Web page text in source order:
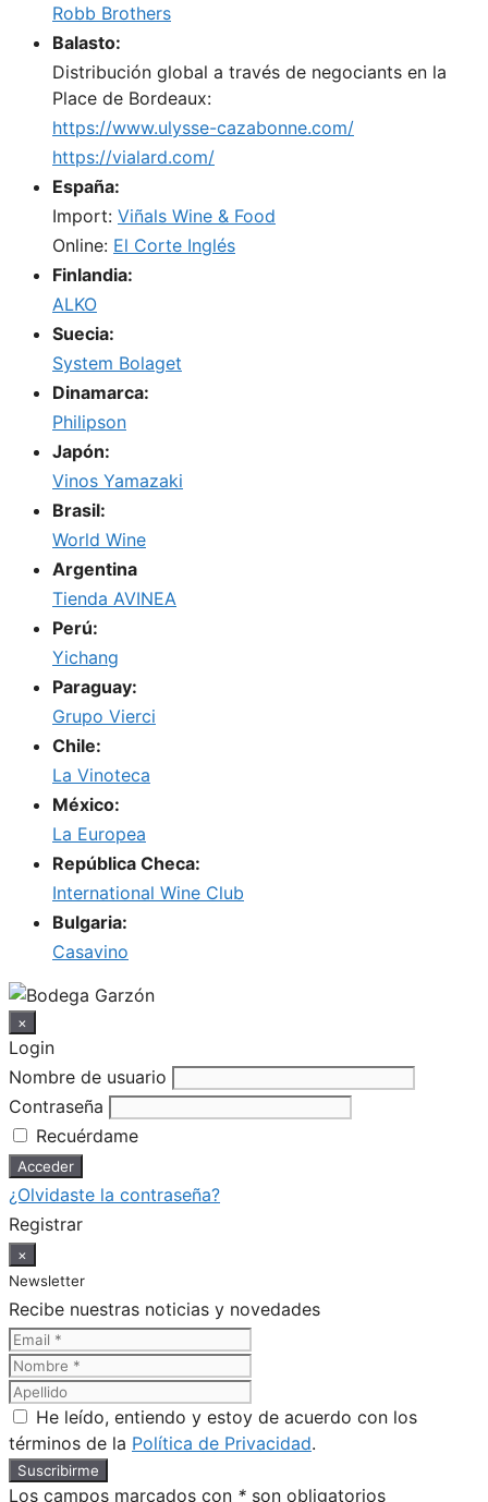
Robb Brothers
Balasto:
Distribución global a través de negociants en la
Place de Bordeaux:
https://www.ulysse-cazabonne.com/
https://vialard.com/
España:
Import: Viñals Wine & Food
Online: El Corte Inglés
Finlandia:
ALKO
Suecia:
System Bolaget
Dinamarca:
Philipson
Japón:
Vinos Yamazaki
Brasil:
World Wine
Argentina
Tienda AVINEA
Perú:
Yichang
Paraguay:
Grupo Vierci
Chile:
La Vinoteca
México:
La Europea
República Checa:
International Wine Club
Bulgaria:
Casavino
×
Login
Nombre de usuario
Contraseña
Recuérdame
¿Olvidaste la contraseña?
Registrar
×
Newsletter
Recibe nuestras noticias y novedades
He leído, entiendo y estoy de acuerdo con los
términos de la Política de Privacidad.
Los campos marcados con * son obligatorios